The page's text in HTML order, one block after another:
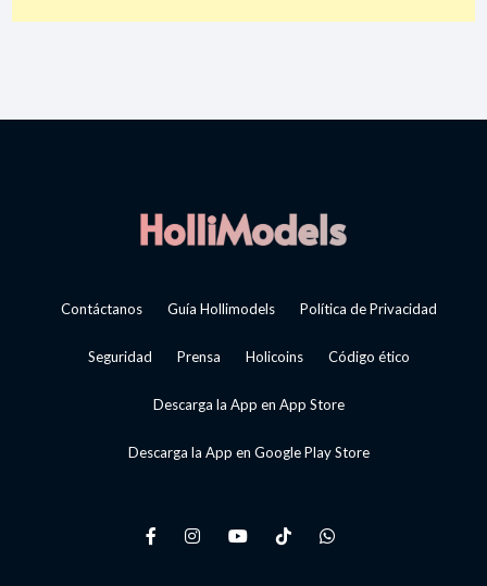
Contáctanos Guía Hollimodels Política de Privacidad
Seguridad Prensa Holicoins Código ético
Descarga la App en App Store
Descarga la App en Google Play Store